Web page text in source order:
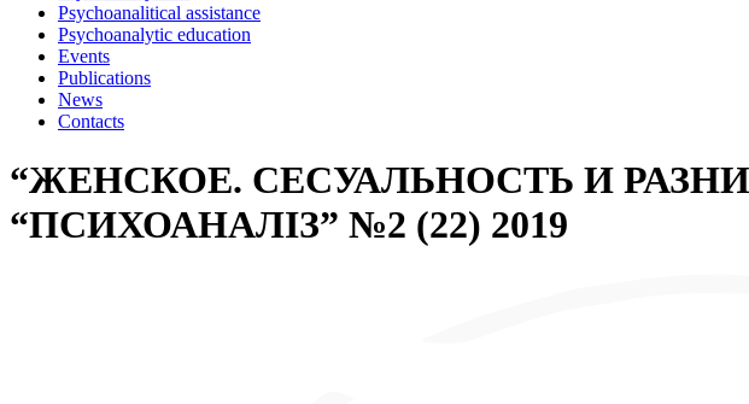
Psychoanalitical assistance
Psychoanalytic education
Events
Publications
News
Contacts
“ЖЕНСКОЕ. СЕСУАЛЬНОСТЬ И
“ПСИХОАНАЛІЗ” №2 (22) 2019